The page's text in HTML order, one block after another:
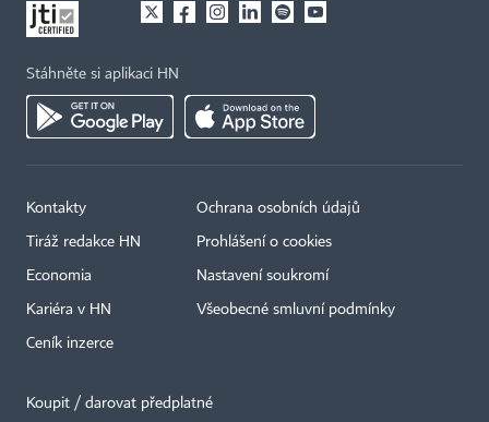
Stáhněte si aplikaci HN
Kontakty
Tiráž redakce HN
Economia
Kariéra v HN
Ceník inzerce
Ochrana osobních údajů
Prohlášení o cookies
Nastavení soukromí
Všeobecné smluvní podmínky
Koupit / darovat předplatné